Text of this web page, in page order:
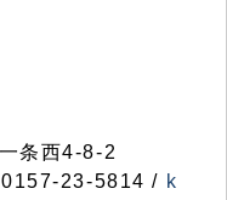
条西4-8-2
23-5814 / k